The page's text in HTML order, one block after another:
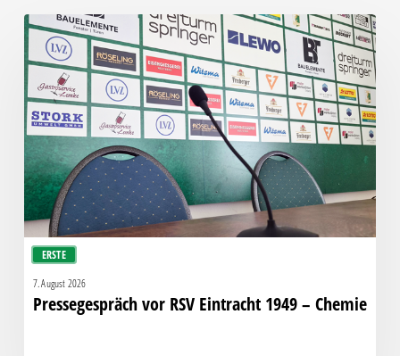
ERSTE
Pressegespräch
RSV
Eintracht
1949
–
Chemie
7. August 2026
Pressegespräch vor RSV Eintracht 1949 – Chemie